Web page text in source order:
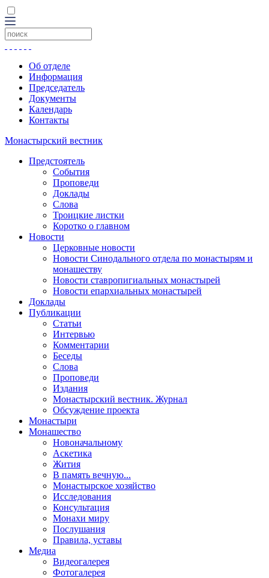
Об отделе
Информация
Председатель
Документы
Календарь
Контакты
Монастырский вестник
Предстоятель
События
Проповеди
Доклады
Слова
Троицкие листки
Коротко о главном
Новости
Церковные новости
Новости Синодального отдела по монастырям и
монашеству
Новости ставропигиальных монастырей
Новости епархиальных монастырей
Доклады
Публикации
Статьи
Интервью
Комментарии
Беседы
Слова
Проповеди
Издания
Монастырский вестник. Журнал
Обсуждение проекта
Монастыри
Монашество
Новоначальному
Аскетика
Жития
В память вечную...
Монастырское хозяйство
Исследования
Консультация
Монахи миру
Послушания
Правила, уставы
Медиа
Видеогалерея
Фотогалерея